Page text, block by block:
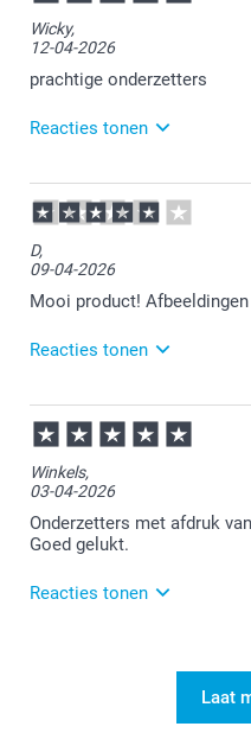
Bedankt voor je
Veel plezier van je
Wicky,
12-04-2026
prachtige onderzetters
Reacties tonen
15-04-2026
13:13
Bedankt voor je
D,
09-04-2026
Mooi product!
Reacties tonen
15-04-2026
11:33
Bedankt voor je
onderzetters. Veel
Winkels,
03-04-2026
Onderzetters met afdruk
Goed gelukt.
Reacties tonen
Veel plezier van de
Laat